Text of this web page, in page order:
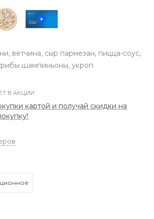
ветчина, сыр пармезан, пицца-соус,
шампиньоны, укроп
В АКЦИИ
картой и получай скидки на